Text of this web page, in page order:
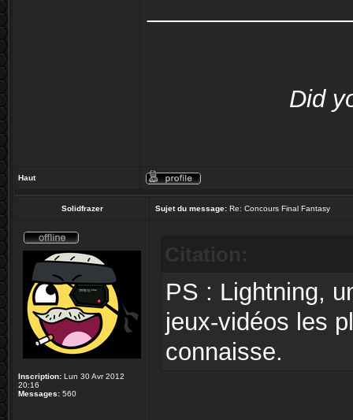
Did
Haut
Solidfrazer Sujet du message: Re: Concours Final Fantasy
Inscription: Lun 30 Avr 2012
20:16
Messages: 560
PS : Lightning,
jeux-vidéos les
connaisse.